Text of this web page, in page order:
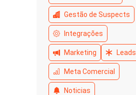
Noticias
Meta Comercial
Marketing Leads
Integrações
Gestão de Suspects